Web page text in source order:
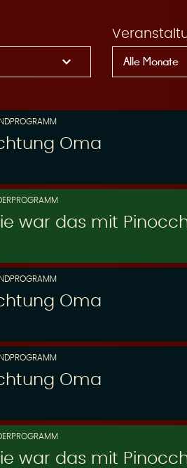
Oma
war das mit
Oma
Oma
war das mit